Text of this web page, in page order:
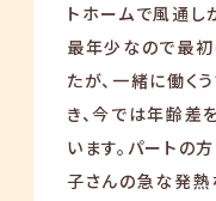
トホームで風通し
最年少なので最
たが、一緒に働く
き、今では年齢差
います。パートの
子さんの急な発